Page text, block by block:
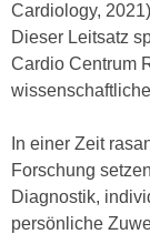
Cardiology, 2021)
Dieser Leitsatz
Cardio Centrum
In einer Zeit
Forschung
Diagnostik,
persönliche